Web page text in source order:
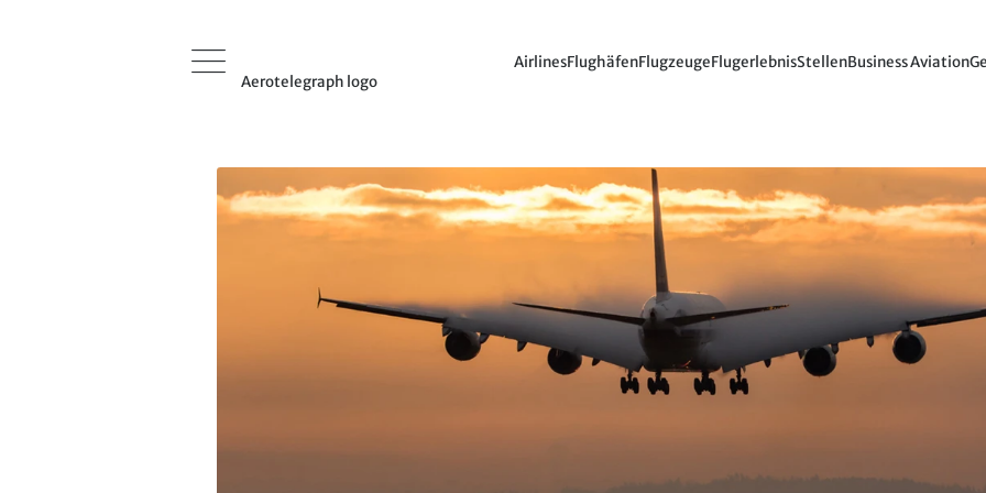
Aerotelegraph logo
AirlinesFlughäfenFlugzeugeFlugerlebnisStellenBusiness Aviation